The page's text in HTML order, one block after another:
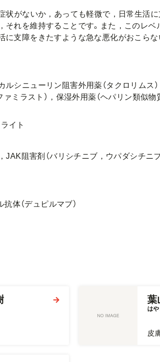
状がないか，あっても軽微で，日常生活
それを維持することです。また，このレ
に支障をきたすような急な悪化がおこら
シニューリン阻害外用薬（タクロリムス
ミラスト），保湿外用薬（ヘパリン類似物
イト
JAK阻害剤（バリシチニブ，ウパダシチニ
体（デュピルマブ）
はや
皮